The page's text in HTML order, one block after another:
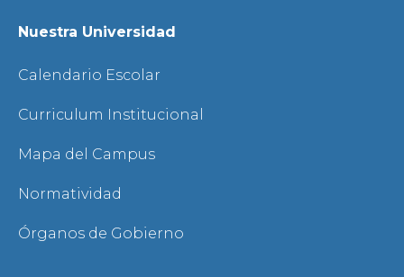
Nuestra Universidad
Calendario Escolar
Curriculum Institucional
Mapa del Campus
Normatividad
Órganos de Gobierno